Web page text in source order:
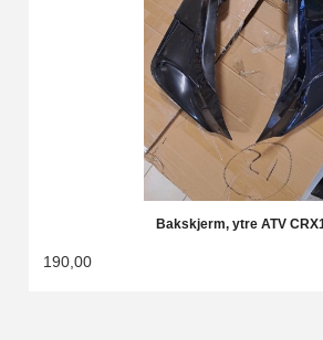
Bakskjerm, ytre ATV
190,00